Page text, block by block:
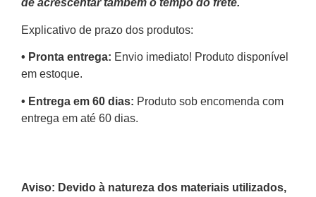
de acrescentar também o tempo do frete.
Explicativo de prazo dos produtos:
•⁠ ⁠Pronta entrega: Envio imediato! Produto disponível
em estoque.
•⁠ Entrega em 60 dias: Produto sob encomenda com
entrega em até 60 dias.
Aviso: Devido à natureza dos materiais utilizados,